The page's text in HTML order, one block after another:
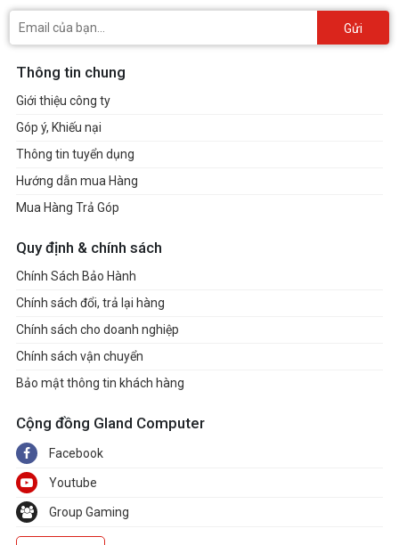
Gửi
Thông tin chung
Giới thiệu công ty
Góp ý, Khiếu nại
Thông tin tuyển dụng
Hướng dẫn mua Hàng
Mua Hàng Trả Góp
Quy định & chính sách
Chính Sách Bảo Hành
Chính sách đổi, trả lại hàng
Chính sách cho doanh nghiệp
Chính sách vận chuyển
Bảo mật thông tin khách hàng
Cộng đồng Gland Computer
Facebook
Youtube
Group Gaming